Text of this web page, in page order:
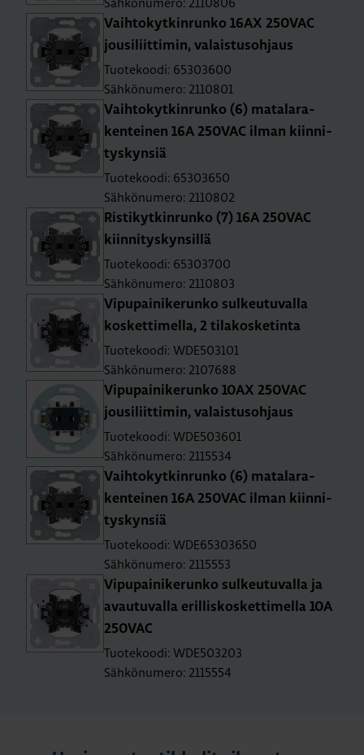
Vaih­to­kyt­kin­run­ko 16AX 250­VAC
jousi­liit­ti­min, va­lais­tusoh­jaus
Tuotekoodi: 65303600
Sähkönumero: 2110801
Vaih­to­kyt­kin­run­ko (6) ma­ta­la­ra­
ken­tei­nen 16A 250­VAC ilman kiin­ni­
tys­kyn­siä
Tuotekoodi: 65303650
Sähkönumero: 2110802
Ris­ti­kyt­kin­run­ko (7) 16A 250­VAC
kiin­ni­tys­kyn­sil­lä
Tuotekoodi: 65303700
Sähkönumero: 2110803
Vi­pu­pai­ni­ke­run­ko sul­keu­tu­val­la
kos­ket­ti­mel­la, 2 ti­la­kos­ke­tin­ta
Tuotekoodi: WDE503101
Sähkönumero: 2107688
Vi­pu­pai­ni­ke­run­ko 10AX 250­VAC
jousi­liit­ti­min, va­lais­tusoh­jaus
Tuotekoodi: WDE503601
Sähkönumero: 2115534
Vaih­to­kyt­kin­run­ko (6) ma­ta­la­ra­
ken­tei­nen 16A 250­VAC ilman kiin­ni­
tys­kyn­siä
Tuotekoodi: WDE65303650
Sähkönumero: 2115553
Vi­pu­pai­ni­ke­run­ko sul­keu­tu­val­la ja
avau­tu­val­la eril­lis­kos­ket­ti­mel­la 10A
250­VAC
Tuotekoodi: WDE503203
Sähkönumero: 2115554